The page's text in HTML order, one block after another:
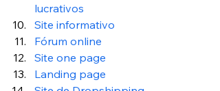
lucrativos
Site informativo
Fórum online
Site one page
Landing page